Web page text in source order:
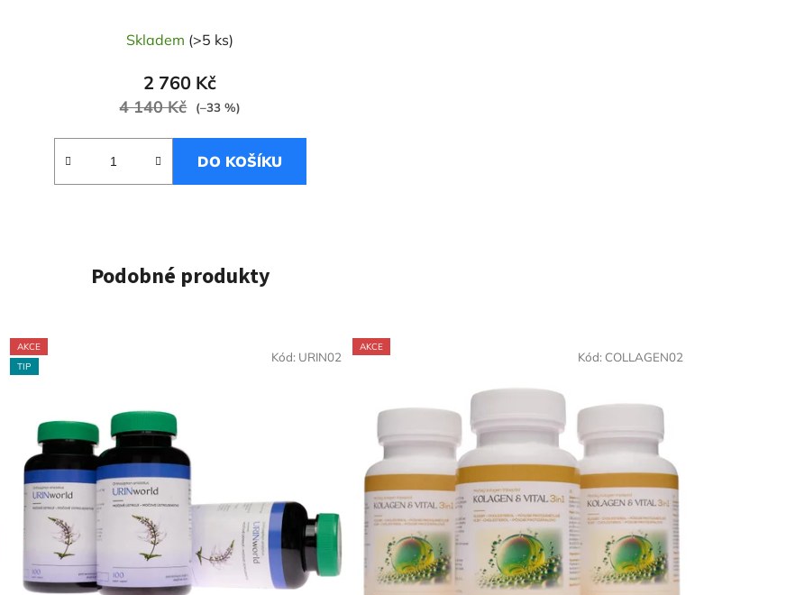
Skladem (>5 ks)
2 760 Kč
4 140 Kč (–33 %)
DO KOŠÍKU
Podobné produkty
AKCE
TIP
Kód: URIN02
AKCE
Kód: COLLAGEN02